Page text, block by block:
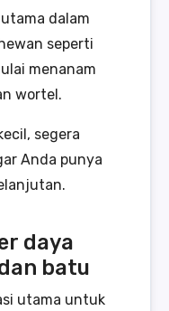
dalam
seperti
menanam
wortel.
segera
Anda punya
daya
batu
utama untuk